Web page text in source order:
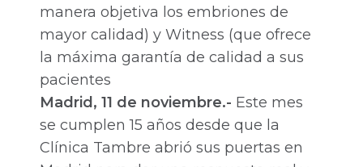
manera objetiva los embriones de
mayor calidad) y Witness (que ofrece
la máxima garantía de calidad a sus
pacientes
Madrid, 11 de noviembre.- Este mes
se cumplen 15 años desde que la
Clínica Tambre abrió sus puertas en